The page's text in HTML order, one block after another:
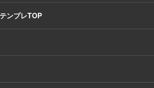
ンプレTOP